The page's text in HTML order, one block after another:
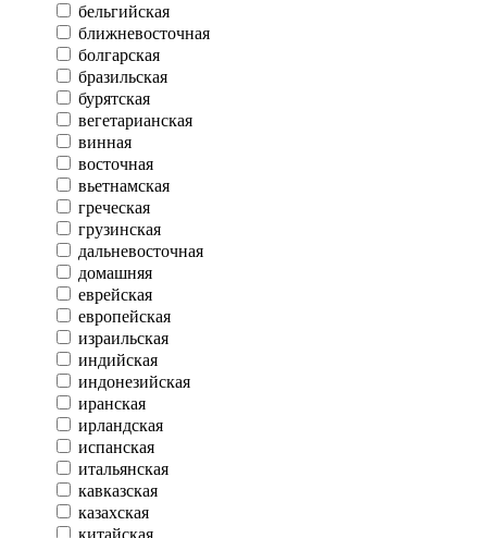
бельгийская
ближневосточная
болгарская
бразильская
бурятская
вегетарианская
винная
восточная
вьетнамская
греческая
грузинская
дальневосточная
домашняя
еврейская
европейская
израильская
индийская
индонезийская
иранская
ирландская
испанская
итальянская
кавказская
казахская
китайская